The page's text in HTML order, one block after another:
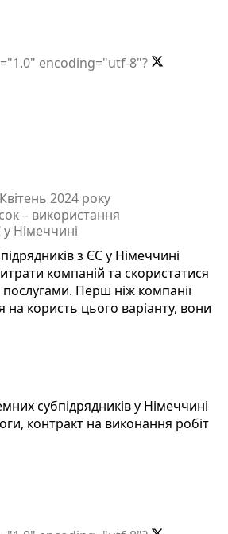
encoding="utf-8"?
2024 року
– використання
у Німеччині
з ЄС у Німеччині
компаній та скористатися
послугами. Перш ніж компанії
користь цього варіанту, вони